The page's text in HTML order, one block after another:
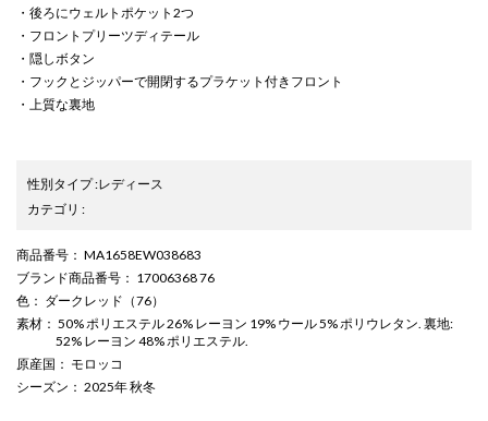
・後ろにウェルトポケット2つ
・フロントプリーツディテール
・隠しボタン
・フックとジッパーで開閉するプラケット付きフロント
・上質な裏地
性別タイプ:レディース
カテゴリ :
商品番号 ： MA1658EW038683
ブランド商品番号 ： 17006368 76
色 ： ダークレッド（76）
素材 ： 50% ポリエステル 26% レーヨン 19% ウール 5% ポリウレタン. 裏地:
52% レーヨン 48% ポリエステル.
原産国 ： モロッコ
シーズン ： 2025年 秋冬